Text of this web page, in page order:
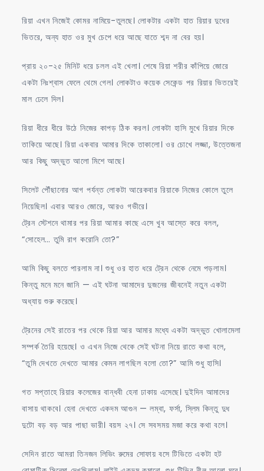
রিয়া এখন নিজেই কোমর নামিয়ে-তুলছে। লোকটার একটা হাত রিয়ার দুধের
ভিতরে, অন্য হাত ওর মুখ চেপে ধরে আছে যাতে শব্দ না বের হয়।
প্রায় ২০-২৫ মিনিট ধরে চলল এই খেলা। শেষে রিয়া শরীর কাঁপিয়ে জোরে
একটা নিঃশ্বাস ফেলে থেমে গেল। লোকটাও কয়েক সেকেন্ড পর রিয়ার ভিতরেই
মাল ঢেলে দিল।
রিয়া ধীরে ধীরে উঠে নিজের কাপড় ঠিক করল। লোকটা হাসি মুখে রিয়ার দিকে
তাকিয়ে আছে। রিয়া একবার আমার দিকে তাকালো। ওর চোখে লজ্জা, উত্তেজনা
আর কিছু অদ্ভুত আলো মিশে আছে।
সিলেট পৌঁছানোর আগ পর্যন্ত লোকটা আরেকবার রিয়াকে নিজের কোলে তুলে
নিয়েছিল। এবার আরও জোরে, আরও গভীরে।
ট্রেন স্টেশনে থামার পর রিয়া আমার কাছে এসে খুব আস্তে করে বলল,
“সোহেল… তুমি রাগ করোনি তো?”
আমি কিছু বলতে পারলাম না। শুধু ওর হাত ধরে ট্রেন থেকে নেমে পড়লাম।
কিন্তু মনে মনে জানি — এই ঘটনা আমাদের দুজনের জীবনেই নতুন একটা
অধ্যায় শুরু করেছে।
ট্রেনের সেই রাতের পর থেকে রিয়া আর আমার মধ্যে একটা অদ্ভুত খোলামেলা
সম্পর্ক তৈরি হয়েছে। ও এখন নিজে থেকে সেই ঘটনা নিয়ে রাতে কথা বলে,
“তুমি দেখতে দেখতে আমার কেমন লাগছিল বলো তো?” আমি শুধু হাসি।
গত সপ্তাহে রিয়ার কলেজের বান্ধবী হেনা ঢাকায় এসেছে। দুইদিন আমাদের
বাসায় থাকবে। হেনা দেখতে একদম আগুন — লম্বা, ফর্সা, স্লিম কিন্তু দুধ
দুটো বড় বড় আর পাছা ভারী। বয়স ২৭। সে সবসময় মজা করে কথা বলে।
সেদিন রাতে আমরা তিনজন লিভিং রুমের সোফায় বসে টিভিতে একটা হট